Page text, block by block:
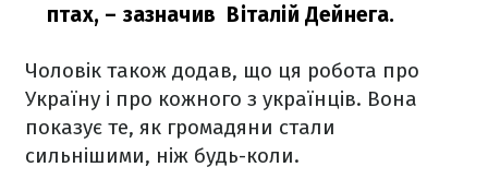
птах, – зазначив Віталій Дейнега.
Чоловік також додав, що ця робота про
Україну і про кожного з українців. Вона
показує те, як громадяни стали
сильнішими, ніж будь-коли.